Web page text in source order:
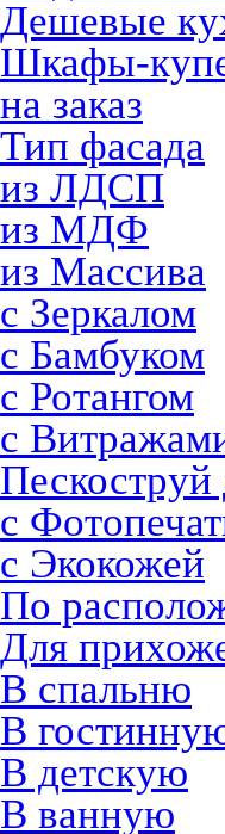
Дешевые
Шкафы-
на заказ
Тип фасада
из ЛДСП
из МДФ
из Массива
с Зеркалом
с Бамбуком
с Ротангом
с
с
с Экокожей
По
Для
В спальню
В
В детскую
В ванную